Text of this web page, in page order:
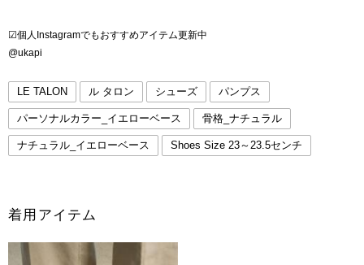
☑︎個人Instagramでもおすすめアイテム更新中
@ukapi
LE TALON ル タロン シューズ パンプス
パーソナルカラー_イエローベース 骨格_ナチュラル
ナチュラル_イエローベース Shoes Size 23～23.5センチ
着用アイテム